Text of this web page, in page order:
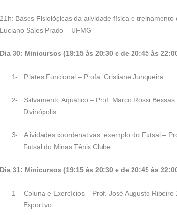
21h: Bases Fisiológicas da atividade física e treinamento
Luciano Sales Prado – UFMG
Dia 30: Minicursos (19:15 às 20:30 e de 20:45 às
1- Pilates Funcional – Profa. Cristiane Junqueira
2-
Salvamento Aquático – Prof. Marco Rossi
Divinópolis
3-
Atividades coordenativas: exemplo do Futsal –
Futsal do Minas Tênis Clube
Dia 31: Minicursos (19:15 às 20:30 e de 20:45 às
1-
Coluna e Exercícios – Prof. José Augusto
Esportivo